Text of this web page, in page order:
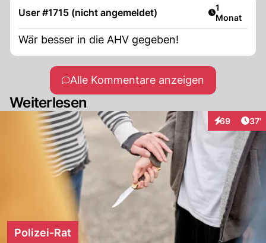
«Konkurenz-Programm» ins Leben erwecken
würde? Wenn es attraktiv genug ist, dann
würden sich «kluge Köpfe» aus Horizon
gerne der Schweiz anschliessen und wir
wären da von Brüssel nicht mehr erpressbar.
Zudem würden die excelente Forschung und
die daraus resultierenden Patente in der
Schweiz entstehen.
User #1715 (nicht angemeldet) Artikel
1
Monat
Wär besser in die AHV gegeben!
Alle Kommentare anzeigen
Weiterlesen
69
Interaktionen
37'
Polizei-Rat